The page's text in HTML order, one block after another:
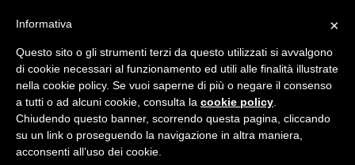
EICHHOF SENZ\’ALCOOL
Home Shop Birre
×
Informativa
Questo sito o gli strumenti terzi da questo utilizzati si avvalgono
di cookie necessari al funzionamento ed utili alle finalità illustrate
nella cookie policy. Se vuoi saperne di più o negare il consenso
a tutti o ad alcuni cookie, consulta la cookie policy
Chiudendo questo banner, scorrendo questa pagina, cliccando
su un link o proseguendo la navigazione in altra maniera,
acconsenti all’uso dei cookie.